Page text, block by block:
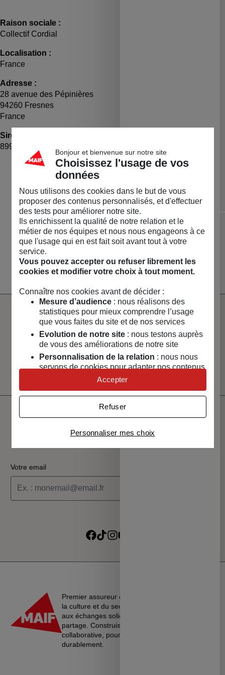
Raison sociale :
Collectif Cordial
Localisation :
France
Adresse :
28 avenue des Pépinières
94260 Fresnes
France
Siret :
89932566600027
LA BOUTIQUE
Permanente
Diapositive précédente
NOUVEAUTÉS 🔥
MAISON & ART DE
VIVRE
LOISIRS & TECH
CAPSULES &
RÉGIONS
Paiement
100% sécurisé
Livraison
à votre écoute
sélectionnés
et certifiés
prochaine vente !
Votre email
Je souhaite recevoir les alertes des ventes découvertes du
Premier assureur du monde de l’éducation, de
la culture et du secteur associatif, La MAIF croit
aux échanges solidaires, à l’entraide et au
partage. Construisons une société plus
collaborative, pour vivre ensemble…
durablement.
Bonjour et bienvenue sur notre site
Choisissez l'usage de vos
données
Nous utilisons des cookies dans le but de vous
proposer des contenus personnalisés, et d'effectuer
des tests pour améliorer notre site.
Ils enrichissent la qualité de notre relation et le
métier de nos équipes et nous nous engageons à ce
que l'usage qui en est fait soit avant tout à votre
service.
Vous pouvez accepter ou refuser librement les
cookies et modifier votre choix à tout moment.
Connaître nos cookies avant de décider :
Mesure d’audience: nous réalisons des
statistiques pour mieux comprendre l’usage
que vous faites du site et de nos services
Evolution de notre site: nous testons auprès
de vous des améliorations de notre site
Personnalisation de la relation : nous nous
servons de cookies pour adapter nos contenus
et personnaliser nos offres
Univers publicitaire: nous utilisons avec nos
publicités personnalisées
Personnaliser mes choix
Refuser
Accepter